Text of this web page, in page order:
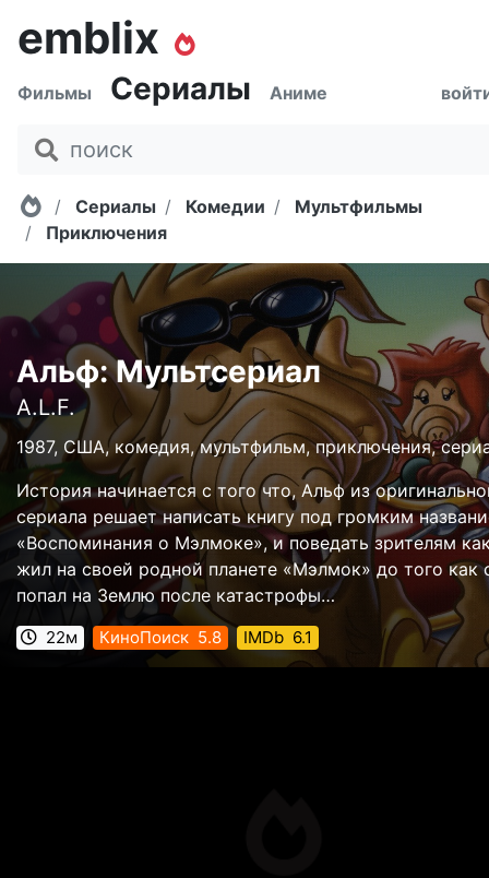
emblix
Фильмы Сериалы Аниме
Главная
Сериалы Комедии
Мультфильмы
Приключения
Альф: Мультсериал
A.L.F.
1987, США, комедия, мультфильм, приключения,
История начинается с того что, Альф из
сериала решает написать книгу под громким
«Воспоминания о Мэлмоке», и поведать зрителям
жил на своей родной планете «Мэлмок» до того как
попал на Землю после катастрофы…
22м КиноПоиск 5.8 IMDb 6.1